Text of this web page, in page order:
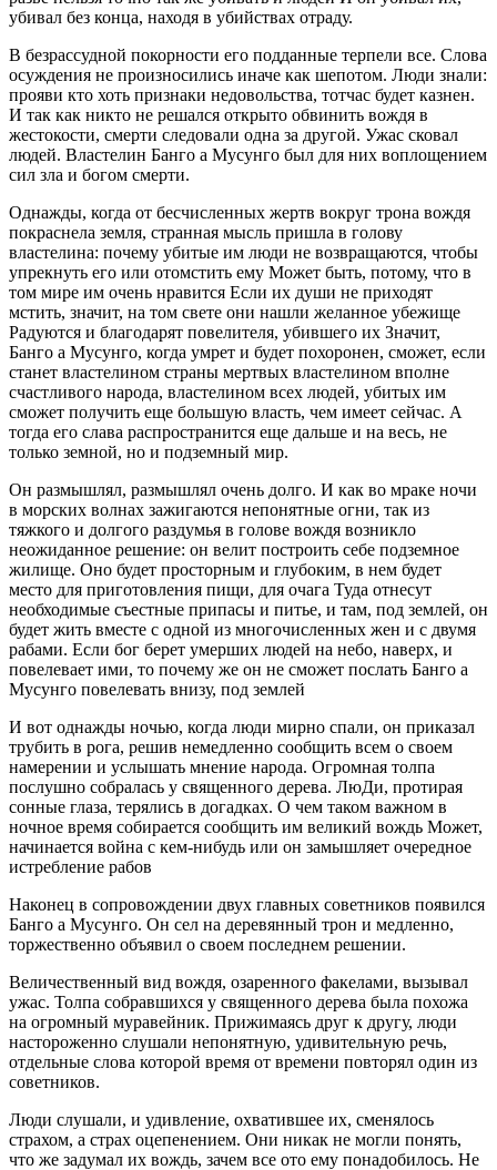
убивал без конца, находя в убийствах отраду.
В безрассудной покорности его подданные терпели все. Слова
осуждения не произносились иначе как шепотом. Люди знали:
прояви кто хоть признаки недовольства, тотчас будет казнен.
И так как никто не решался открыто обвинить вождя в
жестокости, смерти следовали одна за другой. Ужас сковал
людей. Властелин Банго а Мусунго был для них воплощением
сил зла и богом смерти.
Однажды, когда от бесчисленных жертв вокруг трона вождя
покраснела земля, странная мысль пришла в голову
властелина: почему убитые им люди не возвращаются, чтобы
упрекнуть его или отомстить ему Может быть, потому, что в
том мире им очень нравится Если их души не приходят
мстить, значит, на том свете они нашли желанное убежище
Радуются и благодарят повелителя, убившего их Значит,
Банго а Мусунго, когда умрет и будет похоронен, сможет, если
станет властелином страны мертвых властелином вполне
счастливого народа, властелином всех людей, убитых им
сможет получить еще большую власть, чем имеет сейчас. А
тогда его слава распространится еще дальше и на весь, не
только земной, но и подземный мир.
Он размышлял, размышлял очень долго. И как во мраке ночи
в морских волнах зажигаются непонятные огни, так из
тяжкого и долгого раздумья в голове вождя возникло
неожиданное решение: он велит построить себе подземное
жилище. Оно будет просторным и глубоким, в нем будет
место для приготовления пищи, для очага Туда отнесут
необходимые съестные припасы и питье, и там, под землей, он
будет жить вместе с одной из многочисленных жен и с двумя
рабами. Если бог берет умерших людей на небо, наверх, и
повелевает ими, то почему же он не сможет послать Банго а
Мусунго повелевать внизу, под землей
И вот однажды ночью, когда люди мирно спали, он приказал
трубить в рога, решив немедленно сообщить всем о своем
намерении и услышать мнение народа. Огромная толпа
послушно собралась у священного дерева. ЛюДи, протирая
сонные глаза, терялись в догадках. О чем таком важном в
ночное время собирается сообщить им великий вождь Может,
начинается война с кем-нибудь или он замышляет очередное
истребление рабов
Наконец в сопровождении двух главных советников появился
Банго а Мусунго. Он сел на деревянный трон и медленно,
торжественно объявил о своем последнем решении.
Величественный вид вождя, озаренного факелами, вызывал
ужас. Толпа собравшихся у священного дерева была похожа
на огромный муравейник. Прижимаясь друг к другу, люди
настороженно слушали непонятную, удивительную речь,
отдельные слова которой время от времени повторял один из
советников.
Люди слушали, и удивление, охватившее их, сменялось
страхом, а страх оцепенением. Они никак не могли понять,
что же задумал их вождь, зачем все ото ему понадобилось. Не